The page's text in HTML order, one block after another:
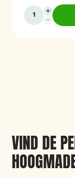
VIND DE